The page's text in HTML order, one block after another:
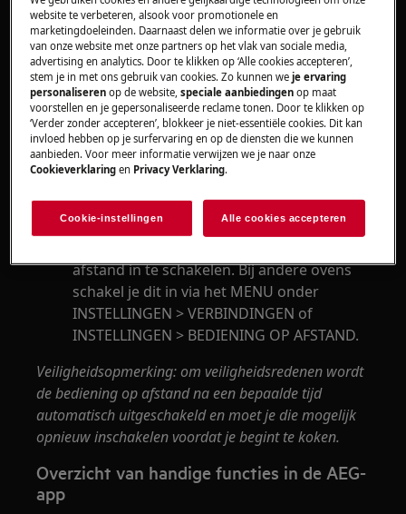
Zorg ervoor dat je oven met wifi is
verbonden.
Schakel bediening op afstand in (toestaan
van afstandsbediening): bediening op
afstand moet ingeschakeld zijn zodat veel
functies van de app werken – alle functies
waarbij de app de oveninstellingen bedient
of wijzigt. Bediening op afstand wordt
bepaalde ovens kun je gewoon op dit
afstand in te schakelen. Bij andere ovens
schakel je dit in via het MENU onder
INSTELLINGEN > VERBINDINGEN of
INSTELLINGEN > BEDIENING OP AFSTAND.
Veiligheidsopmerking: om veiligheidsredenen wordt
de bediening op afstand na een bepaalde tijd
automatisch uitgeschakeld en moet je die mogelijk
opnieuw inschakelen voordat je begint te koken.
Overzicht van handige functies in de AEG-
app
website te verbeteren, alsook voor promotionele en
marketingdoeleinden. Daarnaast delen we informatie over je gebruik
van onze website met onze partners op het vlak van sociale media,
advertising en analytics. Door te klikken op ‘Alle cookies accepteren’,
stem je in met ons gebruik van cookies. Zo kunnen weje ervaring
personaliseren op de website,speciale aanbiedingen op maat
voorstellen en je gepersonaliseerde reclame tonen. Door te klikken op
‘Verder zonder accepteren’, blokkeer je niet-essentiële cookies. Dit kan
invloed hebben op je surfervaring en op de diensten die we kunnen
aanbieden. Voor meer informatie verwijzen we je naar onze
Cookieverklaring en Privacy Verklaring.
Cookie-instellingen Alle cookies accepteren